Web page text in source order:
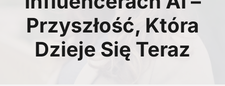
Przyszłość, Która
Dzieje Się Teraz